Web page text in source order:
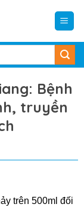
Bệnh
truyền
trên 500ml đối